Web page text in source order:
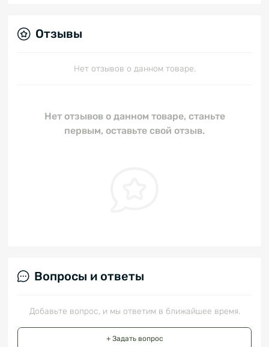
Отзывы
Нет отзывов о данном товаре.
Нет отзывов о данном товаре, станьте
первым, оставьте свой отзыв.
Вопросы и ответы
Добавьте вопрос, и мы ответим в ближайшее время.
+ Задать вопрос